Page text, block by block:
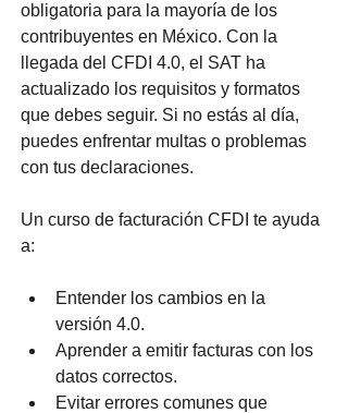
obligatoria para la mayoría de los
contribuyentes en México. Con la
llegada del CFDI 4.0, el SAT ha
actualizado los requisitos y formatos
que debes seguir. Si no estás al día,
puedes enfrentar multas o problemas
con tus declaraciones.
Un curso de facturación CFDI te ayuda
a:
Entender los cambios en la
versión 4.0.
Aprender a emitir facturas con los
datos correctos.
Evitar errores comunes que